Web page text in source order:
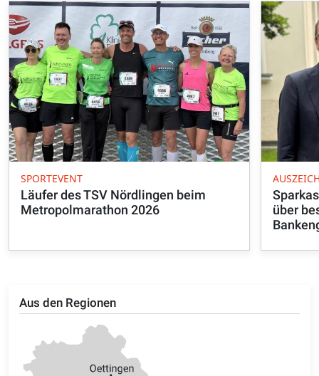
Aus den Regionen
SPORTEVENT
Läufer des TSV Nördlingen beim
Metropolmarathon 2026
über